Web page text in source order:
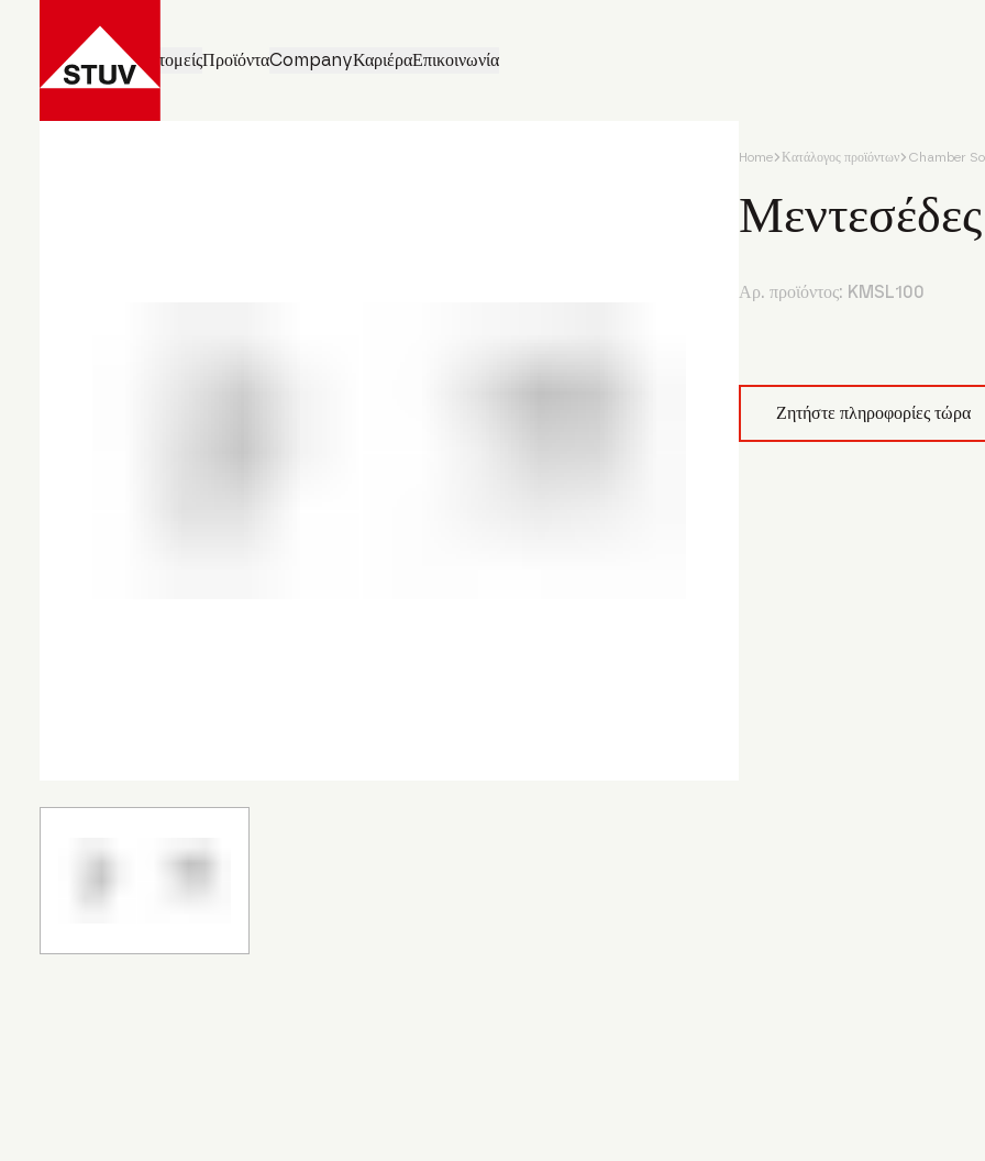
Επιχειρηματικοί τομείςΠροϊόνταCompanyΚαριέραΕπικοινωνία
Home Κατάλογος προϊόντων Chamber
Αρ. προϊόντος: KMSL100
Ζητήστε πληροφορίες τώρα